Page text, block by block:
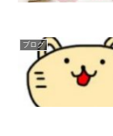
ブログ